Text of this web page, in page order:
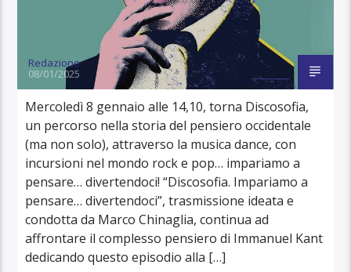
Redazione
08/01/2025
Mercoledì 8 gennaio alle 14,10, torna Discosofia,
un percorso nella storia del pensiero occidentale
(ma non solo), attraverso la musica dance, con
incursioni nel mondo rock e pop… impariamo a
pensare… divertendoci! “Discosofia. Impariamo a
pensare… divertendoci”, trasmissione ideata e
condotta da Marco Chinaglia, continua ad
affrontare il complesso pensiero di Immanuel Kant
dedicando questo episodio alla […]